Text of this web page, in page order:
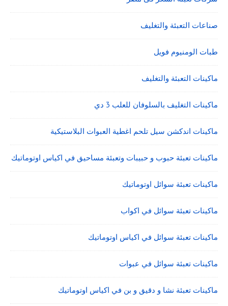
صناعات التعبئة والتغليف
طبات الومنيوم فويل
ماكينات التعبئة والتغليف
ماكينات التغليف بالسلوفان للعلب 3 دي
ماكينات اندكشن سيل تلحم اغطية العبوات البلاستيكية
ماكينات تعبئة حبوب و حبيبات وتعبئة مساحيق في اكياس اوتوماتيك
ماكينات تعبئة سوائل اوتوماتيك
ماكينات تعبئة سوائل في اكواب
ماكينات تعبئة سوائل في اكياس اوتوماتيك
ماكينات تعبئة سوائل في عبوات
ماكينات تعبئة نشا و دقيق و بن في اكياس اوتوماتيك